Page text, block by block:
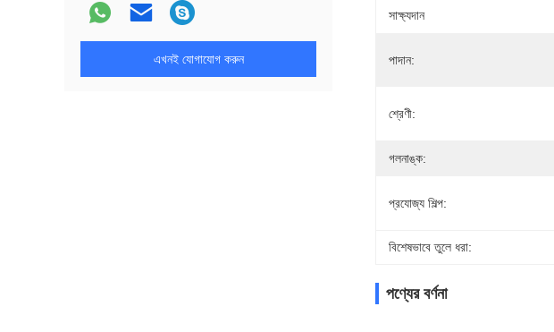
এখনই যোগাযোগ করুন
সাক্ষ্যদান
পাদান:
শ্রেণী:
গলনাঙ্ক:
প্রযোজ্য শিল্প:
বিশেষভাবে তুলে ধরা:
পণ্যের বর্ণনা